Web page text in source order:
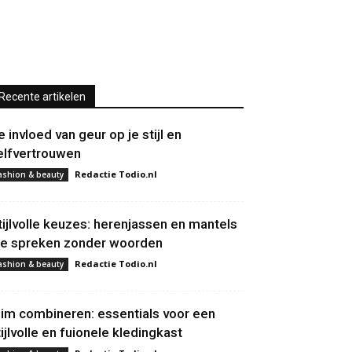
Recente artikelen
invloed van geur op je stijl en
& beauty Redactie Todio.nl
keuzes: herenjassen en mantels
spreken zonder woorden
& beauty Redactie Todio.nl
combineren: essentials voor een
en fuionele kledingkast